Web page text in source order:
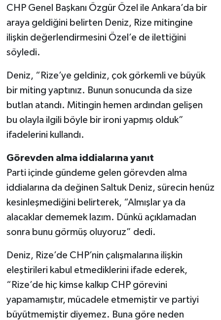
CHP Genel Başkanı Özgür Özel ile Ankara’da bir
araya geldiğini belirten Deniz, Rize mitingine
ilişkin değerlendirmesini Özel’e de ilettiğini
söyledi.
Deniz, “Rize’ye geldiniz, çok görkemli ve büyük
bir miting yaptınız. Bunun sonucunda da size
butlan atandı. Mitingin hemen ardından gelişen
bu olayla ilgili böyle bir ironi yapmış olduk”
ifadelerini kullandı.
Görevden alma iddialarına yanıt
Parti içinde gündeme gelen görevden alma
iddialarına da değinen Saltuk Deniz, sürecin henüz
kesinleşmediğini belirterek, “Almışlar ya da
alacaklar dememek lazım. Dünkü açıklamadan
sonra bunu görmüş oluyoruz” dedi.
Deniz, Rize’de CHP’nin çalışmalarına ilişkin
eleştirileri kabul etmediklerini ifade ederek,
“Rize’de hiç kimse kalkıp CHP görevini
yapamamıştır, mücadele etmemiştir ve partiyi
büyütmemiştir diyemez. Buna göre neden